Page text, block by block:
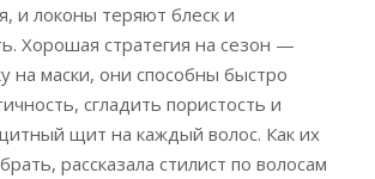
и локоны теряют блеск и
Хорошая стратегия на сезон —
на маски, они способны быстро
сгладить пористость и
щит на каждый волос. Как их
рассказала стилист по волосам